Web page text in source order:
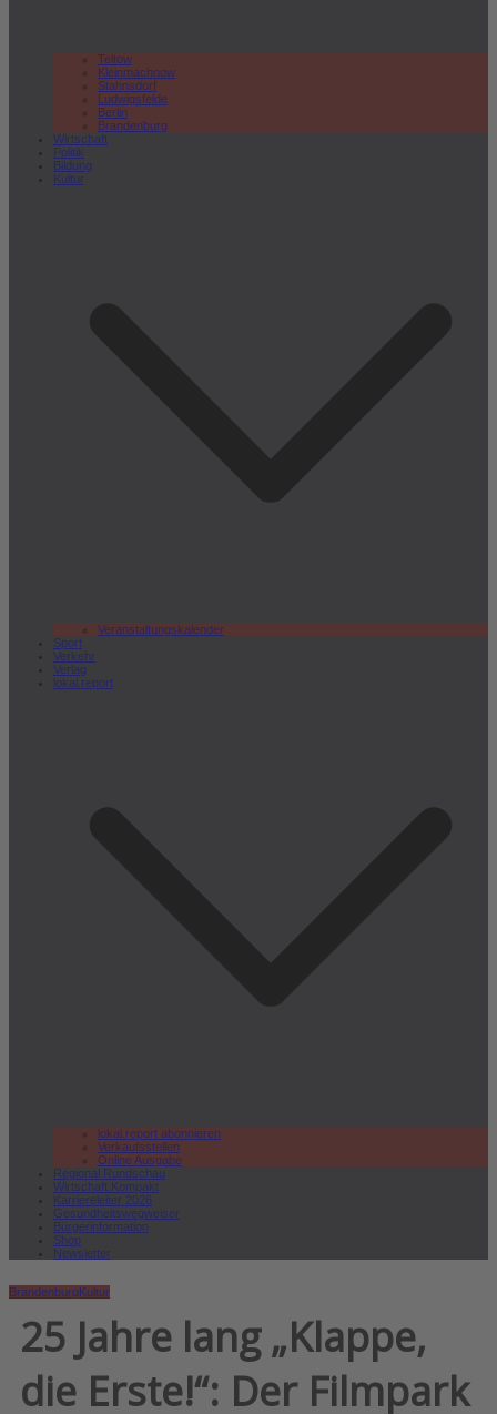
Teltow
Kleinmachnow
Stahnsdorf
Ludwigsfelde
Berlin
Brandenburg
Wirtschaft
Politik
Bildung
Kultur
Veranstaltungskalender
Sport
Verkehr
Verlag
lokal.report
lokal.report abonnieren
Verkaufsstellen
Online Ausgabe
Regional Rundschau
Wirtschaft.Kompakt
Karriereleiter 2026
Gesundheitswegweiser
Bürgerinformation
Shop
Newsletter
BrandenburgKultur
25 Jahre lang „Klappe,
die Erste!“: Der Filmpark